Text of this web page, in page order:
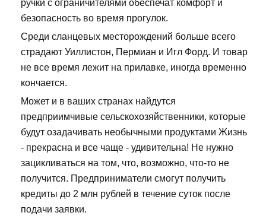
ручки с ограничителями обеспечат комфорт и
безопасность во время прогулок.
Среди сланцевых месторождений больше всего
страдают Уиллистон, Пермиан и Игл Форд. И товар
не все время лежит на прилавке, иногда временно
кончается.
Может и в ваших странах найдутся
предприимчивые сельскохозяйственники, которые
будут озадачивать необычными продуктами Жизнь
- прекрасна и все чаще - удивительна! Не нужно
зацикливаться на том, что, возможно, что-то не
получится. Предприниматели смогут получить
кредиты до 2 млн рублей в течение суток после
подачи заявки.